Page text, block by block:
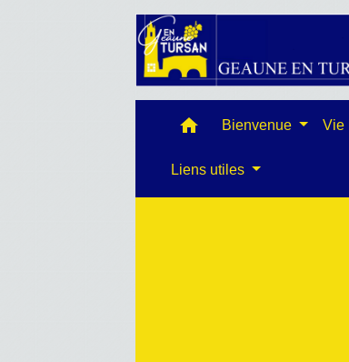
home Bienvenue Vie
Liens utiles